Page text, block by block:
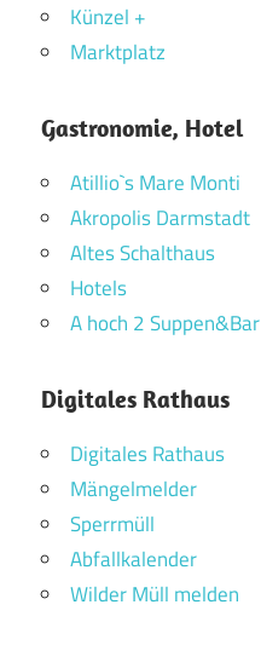
Künzel +
Marktplatz
Gastronomie, Hotel
Atillio`s Mare Monti
Akropolis Darmstadt
Altes Schalthaus
Hotels
A hoch 2 Suppen&Bar
Digitales Rathaus
Digitales Rathaus
Mängelmelder
Sperrmüll
Abfallkalender
Wilder Müll melden